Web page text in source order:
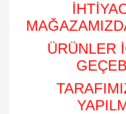
ÜRÜNLER